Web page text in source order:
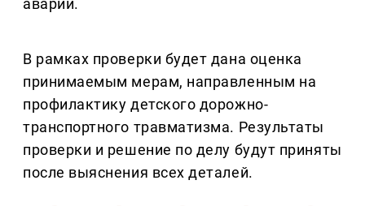
аварии.
В рамках проверки будет дана оценка
принимаемым мерам, направленным на
профилактику детского дорожно-
транспортного травматизма. Результаты
проверки и решение по делу будут приняты
после выяснения всех деталей.